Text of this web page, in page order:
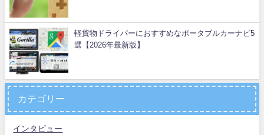
軽貨物ドライバーにおすすめなポータブルカーナビ5
選【2026年最新版】
カテゴリー
インタビュー